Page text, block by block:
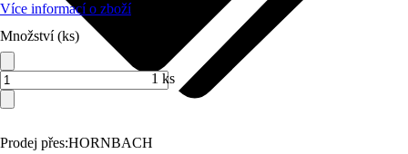
Prodej přes:HORNBACH
Více informací o zboží
Množství (ks)
1 ks